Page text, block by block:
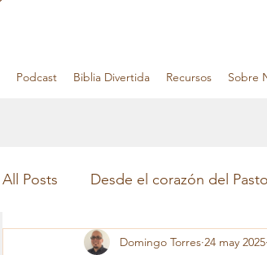
Podcast Biblia Divertida Recursos Sobre
All Posts Desde el corazón del
Frases para el alma Testimonios
Domingo Torres 24 may 2025